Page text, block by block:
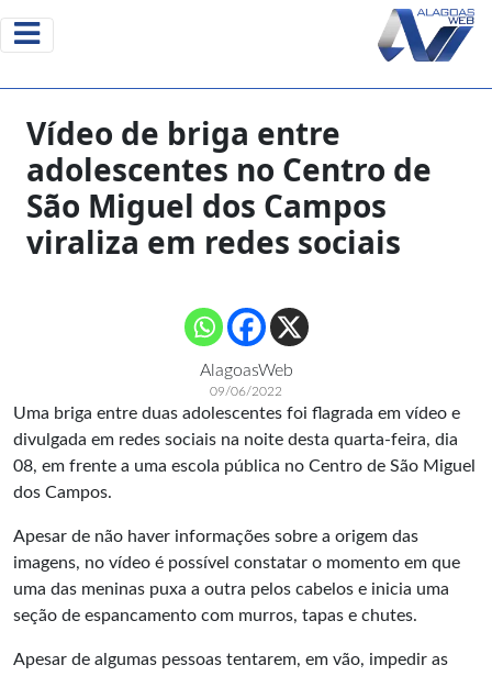
Vídeo de briga entre
adolescentes no Centro de
São Miguel dos Campos
viraliza em redes sociais
AlagoasWeb
09/06/2022
Uma briga entre duas adolescentes foi flagrada em vídeo e
divulgada em redes sociais na noite desta quarta-feira, dia
08, em frente a uma escola pública no Centro de São Miguel
dos Campos.
Apesar de não haver informações sobre a origem das
imagens, no vídeo é possível constatar o momento em que
uma das meninas puxa a outra pelos cabelos e inicia uma
seção de espancamento com murros, tapas e chutes.
Apesar de algumas pessoas tentarem, em vão, impedir as